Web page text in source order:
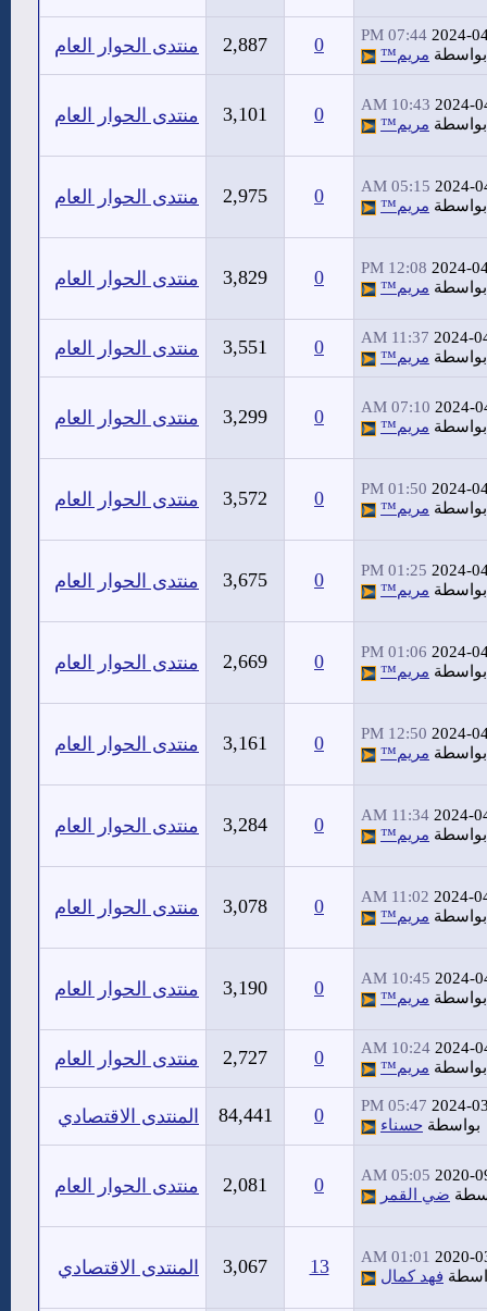
2024-
07:44 PM
بواسطة مريم™ 0
2,887 منتدى الحوار العام
2024-
10:43 AM
بواسطة مريم™ 0
3,101 منتدى الحوار العام
2024-
05:15 AM
بواسطة مريم™ 0
2,975 منتدى الحوار العام
2024-
12:08 PM
بواسطة مريم™ 0
3,829 منتدى الحوار العام
2024-
11:37 AM
بواسطة مريم™ 0
3,551 منتدى الحوار العام
2024-
07:10 AM
بواسطة مريم™ 0
3,299 منتدى الحوار العام
2024-
01:50 PM
بواسطة مريم™ 0
3,572 منتدى الحوار العام
2024-
01:25 PM
بواسطة مريم™ 0
3,675 منتدى الحوار العام
2024-
01:06 PM
بواسطة مريم™ 0
2,669 منتدى الحوار العام
2024-
12:50 PM
بواسطة مريم™ 0
3,161 منتدى الحوار العام
2024-
11:34 AM
بواسطة مريم™ 0
3,284 منتدى الحوار العام
2024-
11:02 AM
بواسطة مريم™ 0
3,078 منتدى الحوار العام
2024-
10:45 AM
بواسطة مريم™ 0
3,190 منتدى الحوار العام
2024-
10:24 AM
بواسطة مريم™ 0
2,727 منتدى الحوار العام
2024-
05:47 PM
بواسطة حسناء 0
84,441 المنتدى الاقتصادي
2020-
05:05 AM
ضي القمر 0
2,081 منتدى الحوار العام
2020-
01:01 AM
فهد كمال 13
3,067 المنتدى الاقتصادي